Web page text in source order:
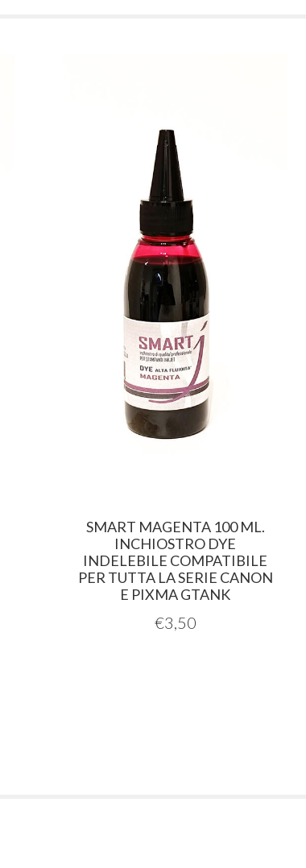
SMART MAGENTA 100 ML.
INCHIOSTRO DYE
INDELEBILE COMPATIBILE
PER TUTTA LA SERIE CANON
E PIXMA GTANK
€3,50